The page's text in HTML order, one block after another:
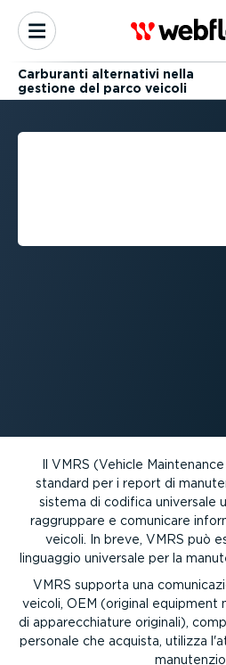
Carburanti alternativi nella
gestione del parco veicoli
Il VMRS (Vehicle
standard per i report di
sistema di codifica universale
raggruppare e comunicare
veicoli. In breve, VMRS può
linguaggio universale per la
VMRS supporta una
veicoli, OEM (original equipment
di apparec­chiature originali),
personale che acquista, utilizza